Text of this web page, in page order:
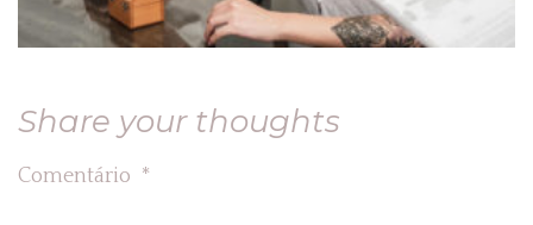
Share your thoughts
Comentário *